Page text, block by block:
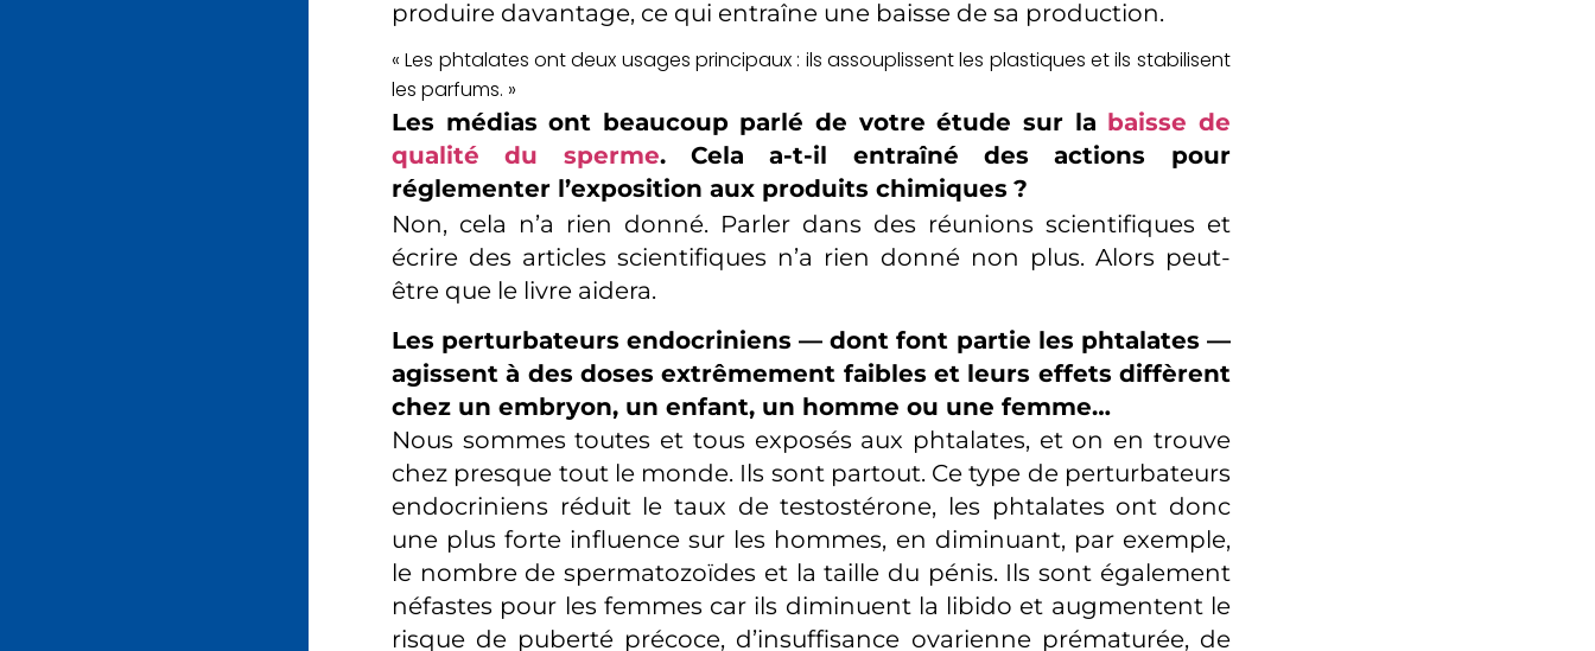
produire davantage, ce qui entraîne une baisse de sa production.
« Les phtalates ont deux usages principaux : ils assouplissent les plastiques et ils stabilisent
les parfums. »
Les médias ont beaucoup parlé de votre étude sur la baisse de
qualité du sperme. Cela a-t-il entraîné des actions pour
réglementer l’exposition aux produits chimiques ?
Non, cela n’a rien donné. Parler dans des réunions scientifiques et
écrire des articles scientifiques n’a rien donné non plus. Alors peut-
être que le livre aidera.
Les perturbateurs endocriniens — dont font partie les phtalates —
agissent à des doses extrêmement faibles et leurs effets diffèrent
chez un embryon, un enfant, un homme ou une femme…
Nous sommes toutes et tous exposés aux phtalates, et on en trouve
chez presque tout le monde. Ils sont partout. Ce type de perturbateurs
endocriniens réduit le taux de testostérone, les phtalates ont donc
une plus forte influence sur les hommes, en diminuant, par exemple,
le nombre de spermatozoïdes et la taille du pénis. Ils sont également
néfastes pour les femmes car ils diminuent la libido et augmentent le
risque de puberté précoce, d’insuffisance ovarienne prématurée, de